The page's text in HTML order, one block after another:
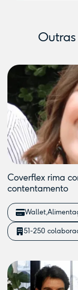
Coverflex rima
contentamento
Wallet
51-250